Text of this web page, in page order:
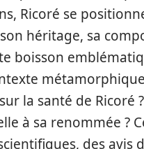
Ricoré se
héritage, sa
boisson
la santé de Ricoré
à sa renommée ?
des avis